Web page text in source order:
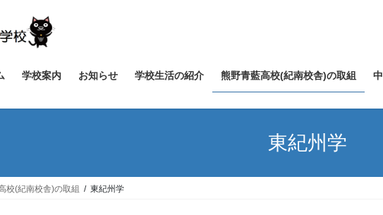
学校案内 お知らせ 学校生活の紹介 熊野青藍高校(紀南校舎)の取組
東紀州学
校(紀南校舎)の取組 東紀州学